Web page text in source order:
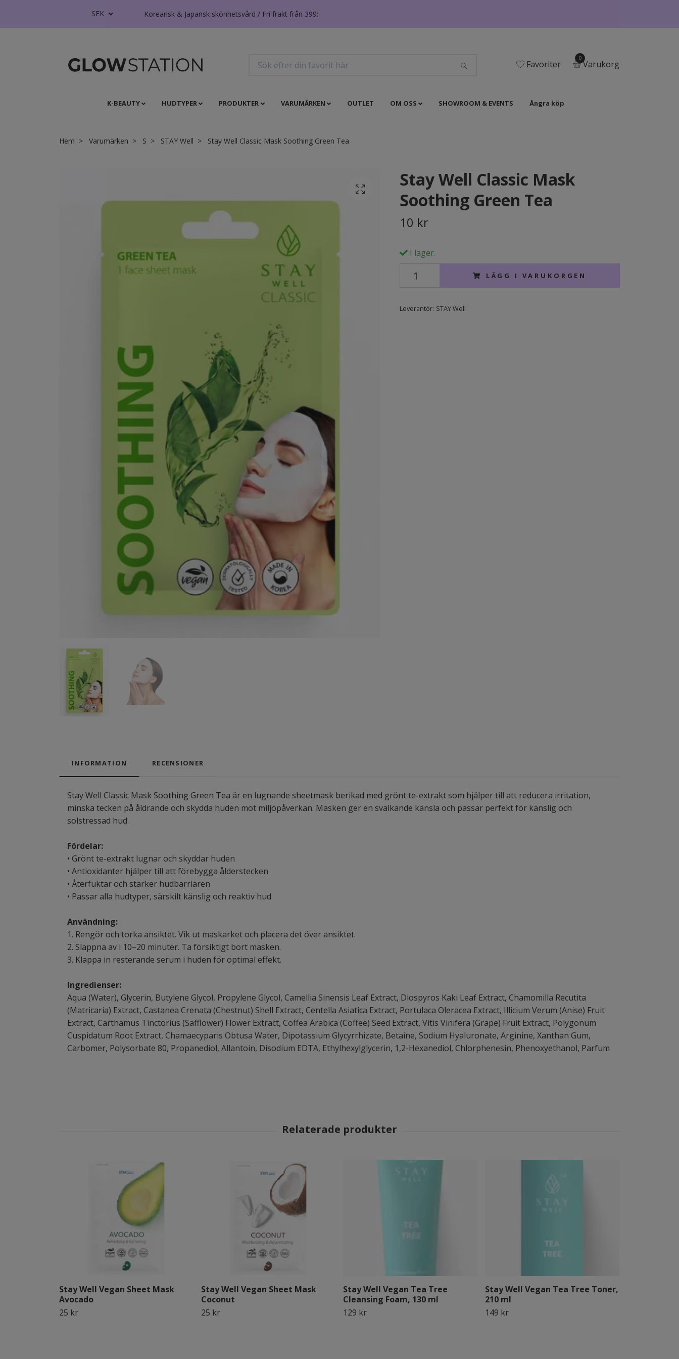
SEK Koreansk & Japansk skönhetsvård / Fri frakt från 399:-
Favoriter
0
Varukorg
K-BEAUTY HUDTYPER PRODUKTER VARUMÄRKEN OUTLET OM OSS SHOWROOM & EVENTS Ångra köp
Hem Varumärken S STAY Well Stay Well Classic Mask Soothing Green Tea
Stay Well Classic Mask
Soothing Green Tea
10 kr
I lager.
LÄGG I VARUKORGEN
Leverantör: STAY Well
INFORMATION RECENSIONER
Stay Well Classic Mask Soothing Green Tea är en lugnande sheetmask berikad med grönt te-extrakt som hjälper till att reducera irritation,
minska tecken på åldrande och skydda huden mot miljöpåverkan. Masken ger en svalkande känsla och passar perfekt för känslig och
solstressad hud.
Fördelar:
• Grönt te-extrakt lugnar och skyddar huden
• Antioxidanter hjälper till att förebygga ålderstecken
• Återfuktar och stärker hudbarriären
• Passar alla hudtyper, särskilt känslig och reaktiv hud
Användning:
1. Rengör och torka ansiktet. Vik ut maskarket och placera det över ansiktet.
2. Slappna av i 10–20 minuter. Ta försiktigt bort masken.
3. Klappa in resterande serum i huden för optimal effekt.
Ingredienser:
Aqua (Water), Glycerin, Butylene Glycol, Propylene Glycol, Camellia Sinensis Leaf Extract, Diospyros Kaki Leaf Extract, Chamomilla Recutita
(Matricaria) Extract, Castanea Crenata (Chestnut) Shell Extract, Centella Asiatica Extract, Portulaca Oleracea Extract, Illicium Verum (Anise) Fruit
Extract, Carthamus Tinctorius (Safflower) Flower Extract, Coffea Arabica (Coffee) Seed Extract, Vitis Vinifera (Grape) Fruit Extract, Polygonum
Cuspidatum Root Extract, Chamaecyparis Obtusa Water, Dipotassium Glycyrrhizate, Betaine, Sodium Hyaluronate, Arginine, Xanthan Gum,
Carbomer, Polysorbate 80, Propanediol, Allantoin, Disodium EDTA, Ethylhexylglycerin, 1,2-Hexanediol, Chlorphenesin, Phenoxyethanol, Parfum
Stay Well Vegan Sheet Mask
Avocado
25 kr
Stay Well Vegan Sheet Mask
Coconut
25 kr
Stay Well Vegan Tea Tree
Cleansing Foam, 130 ml
129 kr
Stay Well Vegan Tea Tree Toner,
210 ml
149 kr